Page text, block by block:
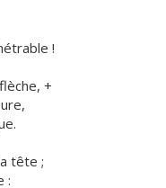
!
+
tête ;
: